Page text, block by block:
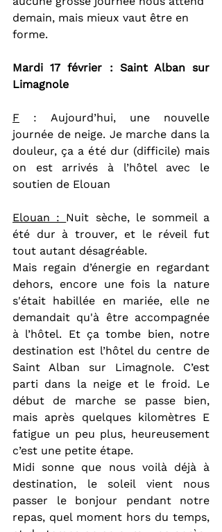
demain, mais mieux vaut être en
forme.
Mardi 17 février : Saint Alban sur
Limagnole
F : Aujourd’hui, une nouvelle
journée de neige. Je marche dans la
douleur, ça a été dur (difficile) mais
on est arrivés à l’hôtel avec le
soutien de Elouan
Elouan : Nuit sèche, le sommeil a
été dur à trouver, et le réveil fut
tout autant désagréable.
Mais regain d’énergie en regardant
dehors, encore une fois la nature
s'était habillée en mariée, elle ne
demandait qu'à être accompagnée
à l’hôtel. Et ça tombe bien, notre
destination est l’hôtel du centre de
Saint Alban sur Limagnole. C’est
parti dans la neige et le froid. Le
début de marche se passe bien,
mais après quelques kilomètres E
fatigue un peu plus, heureusement
c’est une petite étape.
Midi sonne que nous voilà déjà à
destination, le soleil vient nous
passer le bonjour pendant notre
repas, quel moment hors du temps,